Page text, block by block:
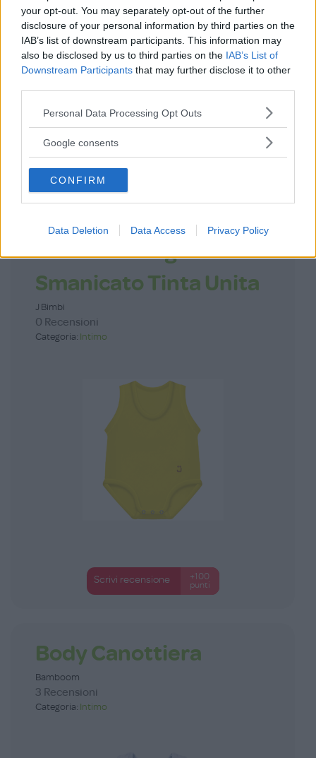
your opt-out. You may separately opt-out of the further
disclosure of your personal information by third parties on the
IAB’s list of downstream participants. This information may
also be disclosed by us to third parties on the IAB’s List of
Downstream Participants that may further disclose it to other
Please note that this website/app uses one or more Google
not limited to your visit or usage behaviour. You may click to
use your data for below specified purposes in below Google
consent section.
Personal Data Processing Opt Outs
Google consents
CONFIRM
Data Deletion Data Access Privacy Policy
ACCEDI
Scopri anche
Body Summer in
Cotone Biologico
Smanicato Tinta Unita
J Bimbi
0 Recensioni
Categoria: Intimo
Scrivi recensione
+100
punti
Body Canottiera
Bamboom
3 Recensioni
Categoria: Intimo